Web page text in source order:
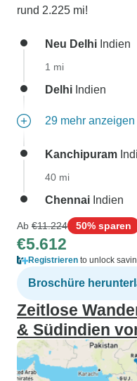
rund 2.225 mi!
Neu Delhi Indien
1 mi
Delhi Indien
29 mehr anzeigen
Kanchipuram
40 mi
Chennai Indien
Ab €11.224 50% sparen
€5.612
Registrieren to unlock
Broschüre
Zeitlose
& Südindien